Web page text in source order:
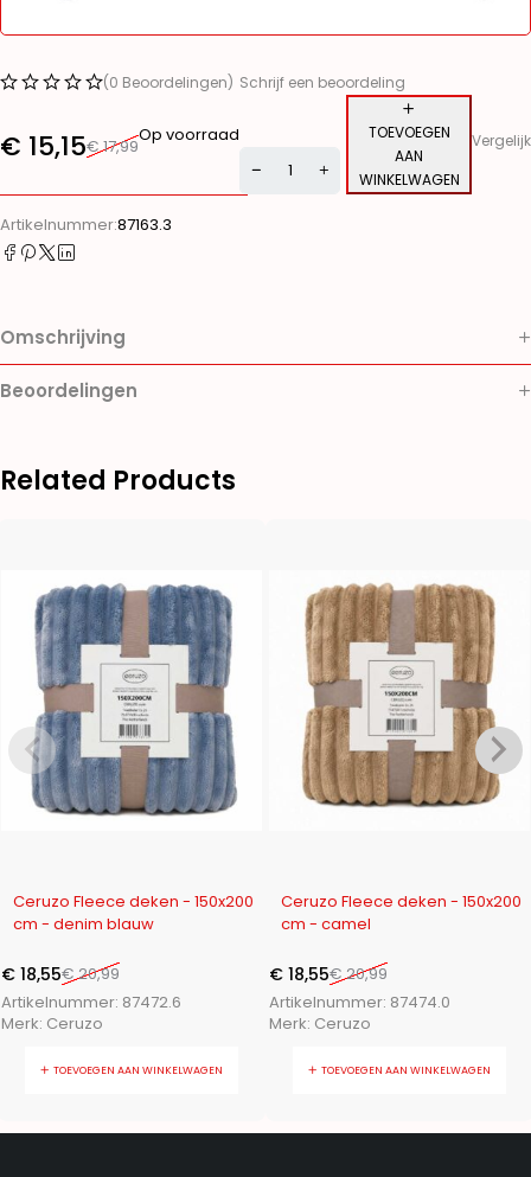
(0 Beoordelingen) Schrijf een beoordeling
€17,99
€ 15,15 Op voorraad
TOEVOEGEN
AAN
WINKELWAGEN
Alternative:
Vergelijk
Artikelnummer:87163.3
Omschrijving
Beoordelingen
Related Products
Ceruzo Fleece deken - 150x200
cm - denim blauw
€20,99
€ 18,55
Artikelnummer: 87472.6
Merk: Ceruzo
TOEVOEGEN AAN WINKELWAGEN
Ceruzo Fleece deken - 150x200
cm - camel
€20,99
€ 18,55
Artikelnummer: 87474.0
Merk: Ceruzo
TOEVOEGEN AAN WINKELWAGEN